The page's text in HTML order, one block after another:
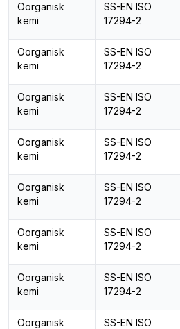
Oorganisk
kemi
SS-EN ISO
17294-2
Oorganisk
kemi
SS-EN ISO
17294-2
Oorganisk
kemi
SS-EN ISO
17294-2
Oorganisk
kemi
SS-EN ISO
17294-2
Oorganisk
kemi
SS-EN ISO
17294-2
Oorganisk
kemi
SS-EN ISO
17294-2
Oorganisk
kemi
SS-EN ISO
17294-2
Oorganisk
SS-EN ISO